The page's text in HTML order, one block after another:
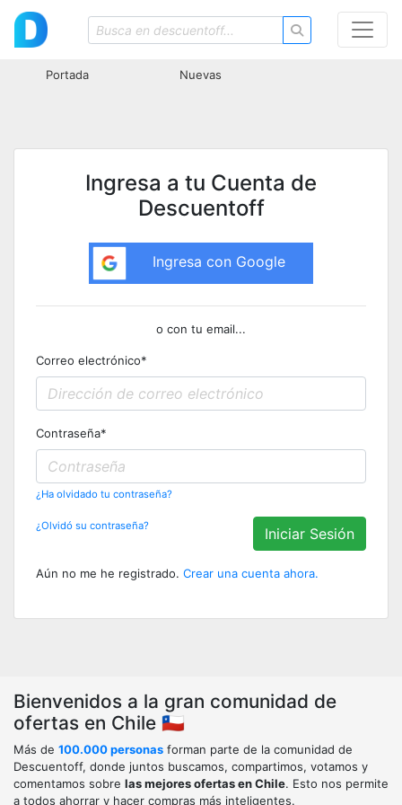
Portada Nuevas
Ingresa a tu Cuenta de
Descuentoff
Ingresa con Google
o con tu email...
Correo electrónico*
Contraseña*
¿Ha olvidado tu contraseña?
¿Olvidó su contraseña? Iniciar Sesión
Aún no me he registrado. Crear una cuenta ahora.
Bienvenidos a la gran comunidad de
ofertas en Chile 🇨🇱
Más de 100.000 personas forman parte de la comunidad de
Descuentoff, donde juntos buscamos, compartimos, votamos y
comentamos sobre las mejores ofertas en Chile. Esto nos permite
a todos ahorrar y hacer compras más inteligentes.